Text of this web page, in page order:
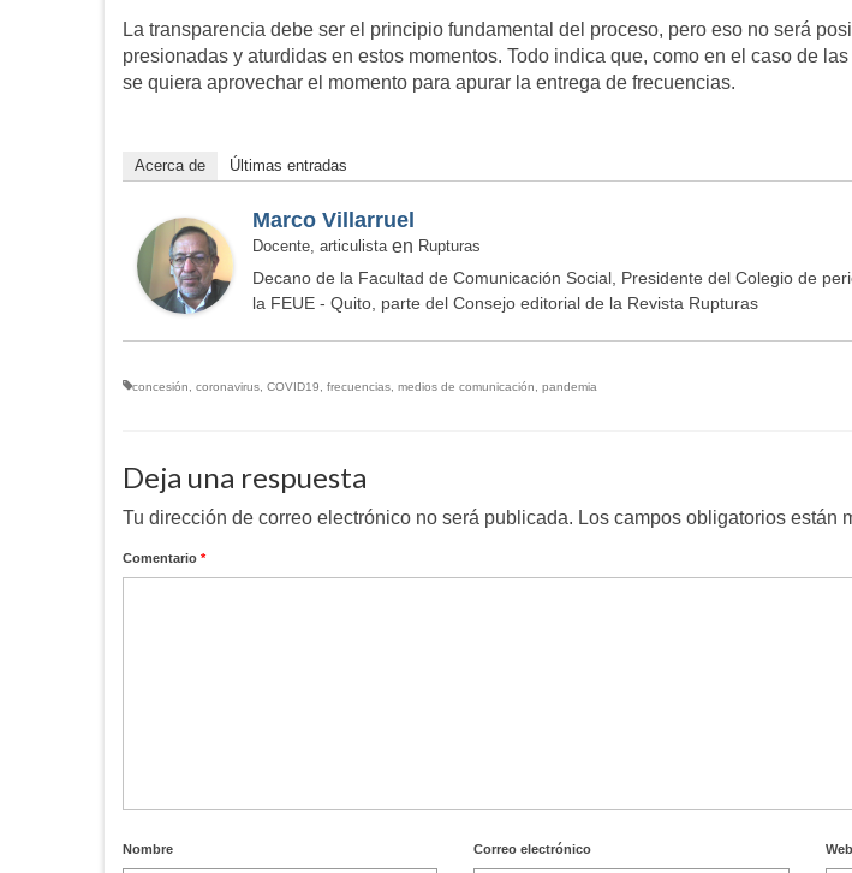
La transparencia debe ser el principio fundamental del proceso, pero eso no será
presionadas y aturdidas en estos momentos. Todo indica que, como en el caso de
se quiera aprovechar el momento para apurar la entrega de frecuencias.
Acerca de Últimas entradas
Marco Villarruel
Docente, articulistaen Rupturas
Decano de la Facultad de Comunicación Social, Presidente del Colegio de
la FEUE - Quito, parte del Consejo editorial de la Revista Rupturas
concesión coronavirus COVID19 frecuencias medios de comunicación pandemia
Deja una respuesta
Tu dirección de correo electrónico no será publicada. Los campos obligatorios están
Comentario *
Nombre Correo electrónico Web